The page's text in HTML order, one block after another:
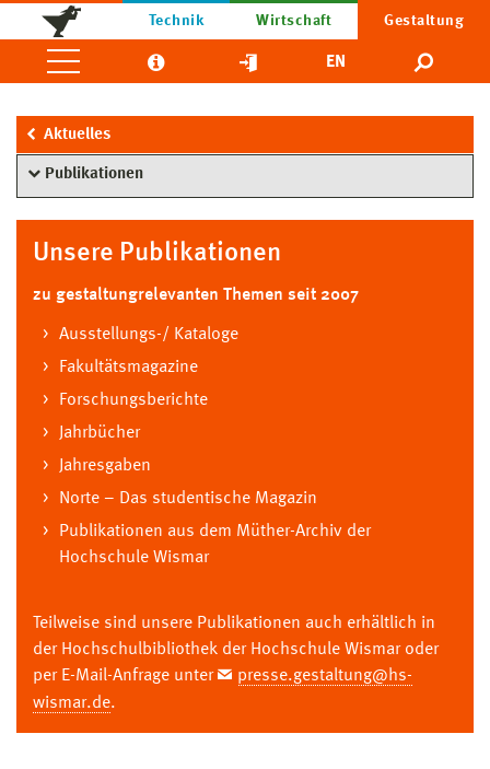
Technik Wirtschaft Gestaltung
EN
Aktuelles
Publikationen
Unsere Publikationen
zu gestaltungrelevanten Themen seit 2007
Ausstellungs-/ Kataloge
Fakultätsmagazine
Forschungsberichte
Jahrbücher
Jahresgaben
Norte – Das studentische Magazin
Publikationen aus dem Müther-Archiv der
Hochschule Wismar
Teilweise sind unsere Publikationen auch erhältlich in
der Hochschulbibliothek der Hochschule Wismar oder
per E-Mail-Anfrage unter
presse.gestaltung@hs-
wismar.de.